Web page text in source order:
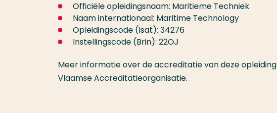
Officiële opleidingsnaam: Maritieme Techniek
Naam internationaal: Maritime Technology
Opleidingscode (Isat): 34276
Instellingscode (Brin): 22OJ
Meer informatie over de accreditatie van deze
Vlaamse Accreditatieorganisatie.